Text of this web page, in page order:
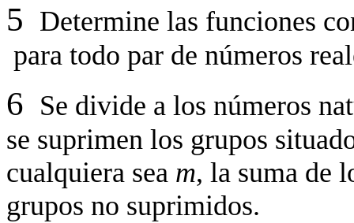
5 Determine las funciones
para todo par de números
6 Se divide a los números
se suprimen los grupos
cualquiera sea m, la suma de
grupos no suprimidos.